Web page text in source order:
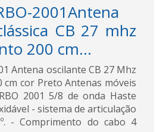
2001Antena
CB 27 mhz
200 cm...
Antena oscilante CB 27 Mhz
cor Preto Antenas móveis
2001 5/8 de onda Haste
- sistema de articulação
- Comprimento do cabo 4